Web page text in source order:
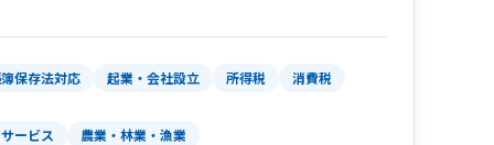
保存法対応 起業・会社設立 所得税 消費税
サービス 農業・林業・漁業